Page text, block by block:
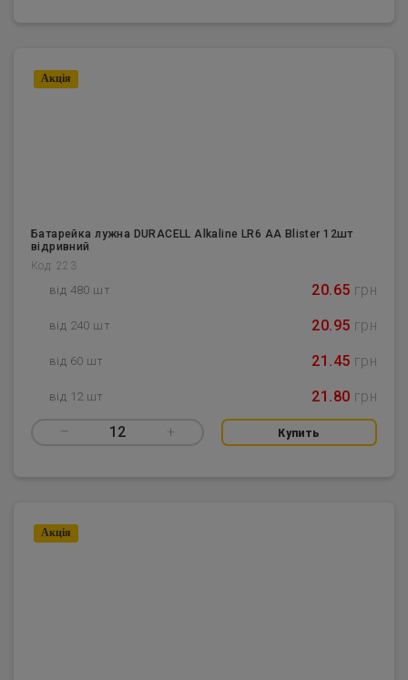
Батарейка лужна DURACELL Alkaline LR6 AA Blister 12шт
відривний
Код: 223
від 480 шт 20.65 грн
від 240 шт 20.95 грн
від 60 шт 21.45 грн
від 12 шт 21.80 грн
– 12 + Купить
Акцiя
Акцiя